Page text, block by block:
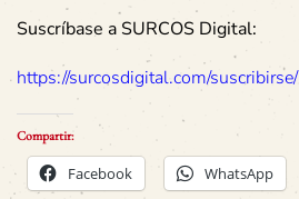
Suscríbase a SURCOS Digital:
https://surcosdigital.com/suscribirse/
Compartir:
Facebook WhatsApp